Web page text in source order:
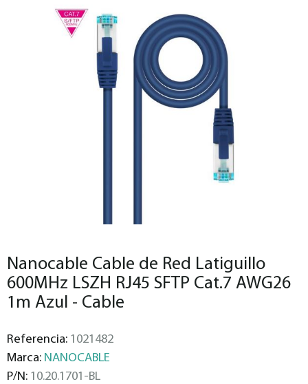
Nanocable Cable de Red Latiguillo
600MHz LSZH RJ45 SFTP Cat.7 AWG26
1m Azul - Cable
Referencia: 1021482
Marca: NANOCABLE
P/N: 10.20.1701-BL